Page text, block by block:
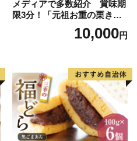
メディアで多数紹介 賞味期
限3分！「元祖お重の栗きん
とんモンブラン」 【未来の
ご褒美】スイーツ 栗 モンブ
子 菓子 F4N-2298
10,000円